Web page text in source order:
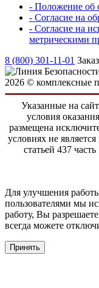
- Положение об
- Согласие на
- Согласие на
метрическими
8 (800) 301-11-01
2026 © комплексные
Указанные на
условия
размещена
условиях не
статьей 437
Для улучшения
пользователями мы
работу, Вы
всегда можете
Принять